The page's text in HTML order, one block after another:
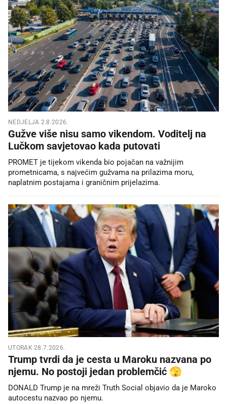
NEDJELJA 2.8.2026.
Gužve više nisu samo vikendom. Voditelj na
Lučkom savjetovao kada putovati
PROMET je tijekom vikenda bio pojačan na važnijim
prometnicama, s najvećim gužvama na prilazima moru,
naplatnim postajama i graničnim prijelazima.
UTORAK 28.7.2026.
Trump tvrdi da je cesta u Maroku nazvana po
njemu. No postoji jedan problemčić 🫣
DONALD Trump je na mreži Truth Social objavio da je Maroko
autocestu nazvao po njemu.